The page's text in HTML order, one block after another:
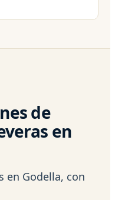
de
en
en Godella, con